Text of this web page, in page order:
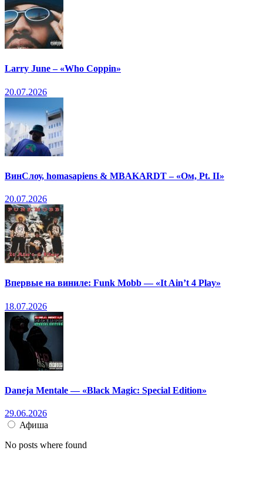
Larry June – «Who Coppin»
20.07.2026
ВинСлоу, homasapiens & MBAKARDT – «Ом, Pt. II»
20.07.2026
Впервые на виниле: Funk Mobb — «It Ain’t 4 Play»
18.07.2026
Daneja Mentale — «Black Magic: Special Edition»
29.06.2026
Афиша
No posts where found